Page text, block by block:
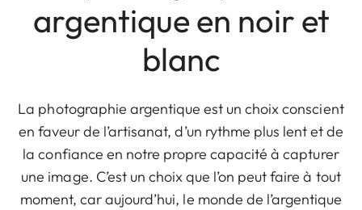
argentique en noir et
blanc
La photographie argentique est un choix conscient
en faveur de l’artisanat, d’un rythme plus lent et de
la confiance en notre propre capacité à capturer
une image. C’est un choix que l’on peut faire à tout
moment, car aujourd’hui, le monde de l’argentique